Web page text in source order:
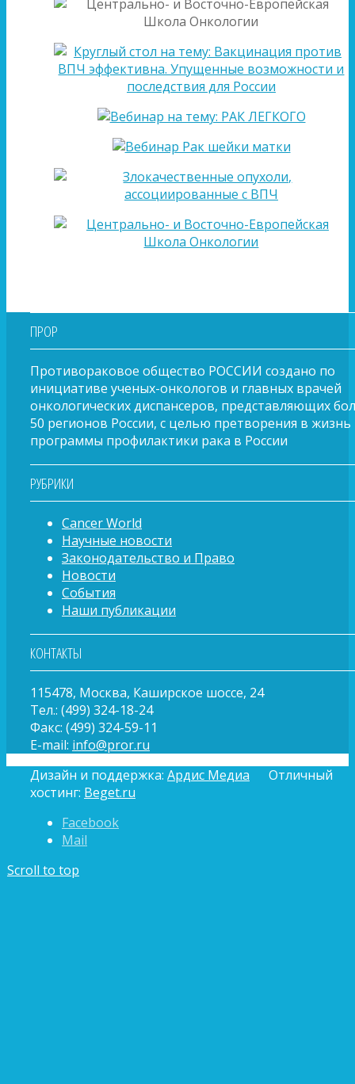
ПРОР
Противораковое общество РОССИИ создано по
инициативе ученых-онкологов и главных врачей
онкологических диспансеров, представляющих
50 регионов России, с целью претворения в жизнь
программы профилактики рака в России
РУБРИКИ
Cancer World
Научные новости
Законодательство и Право
Новости
События
Наши публикации
КОНТАКТЫ
115478, Москва, Каширское шоссе, 24
Тел.: (499) 324-18-24
Факс: (499) 324-59-11
E-mail: info@pror.ru
Дизайн и поддержка: Ардис Медиа
Отличный
хостинг: Beget.ru
Facebook
Mail
Scroll to top